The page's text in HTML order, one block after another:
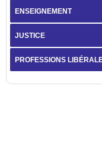
ENSEIGNEMENT
JUSTICE
PROFESSIONS